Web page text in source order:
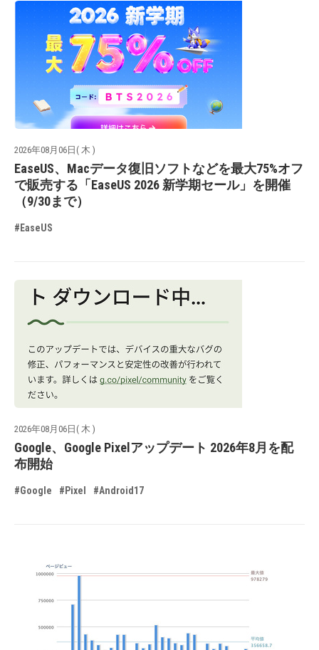
2026年08月06日( 木 )
EaseUS、Macデータ復旧ソフトなどを最大75%オフ
で販売する「EaseUS 2026 新学期セール」を開催
（9/30まで）
#EaseUS
2026年08月06日( 木 )
Google、Google Pixelアップデート 2026年8月を配
布開始
#Google #Pixel #Android17